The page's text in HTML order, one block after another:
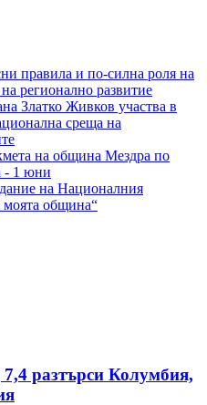
правила и по-силна роля на
регионално развитие
Златко Живков участва в
среща на
на община Мездра по
- 1 юни
на Националния
моята община“
7,4 разтърси Колумбия,